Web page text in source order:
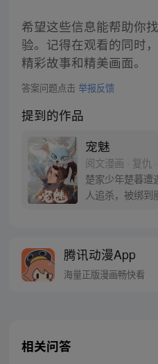
希望这些信息能帮助你
验。记得在观看的同时
精彩故事和精美画面。
答案问题点击 举报反馈
提到的作品
宠魅
阅文漫画 · 复仇
楚家少年楚暮遭
人追杀，被绑到
楚暮幸运地和一
约，取名莫邪。
腾讯动漫App
海量正版漫画畅快看
相关问答